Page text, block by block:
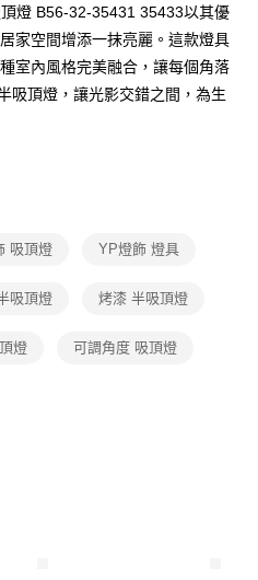
付款」的支付方式。 讓您購物簡單
不需儲值。
」後，將跳轉至「AFTEE先享後付」
後，即可完成結帳。
款，方視為交易完成。
訂單仍視為有效，需透過AFTEE先享
相關疑問，請聯繫「AFTEE先享後付
)免運費
燈 B56-32-35431 35433以其優
家空間增添一抹亮麗。這款燈具
室內風格完美融合，讓每個角落
吸頂燈，讓光影交錯之間，為生
吸頂燈 YP燈飾 燈具
吸頂燈 烤漆 半吸頂燈
燈 可調角度 吸頂燈